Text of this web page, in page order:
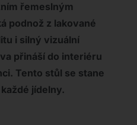
řemeslným
podnož z lakované
i silný vizuální
přináší do interiéru
Tento stůl se stane
jídelny.